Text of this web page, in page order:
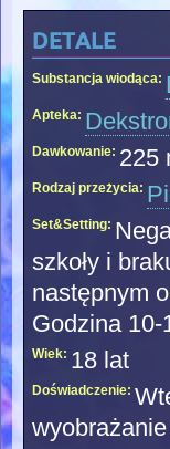
detale
Substancja wiodąca:
Apteka:
Dawkowanie: 225
Rodzaj przeżycia:
Set&Setting:
szkoły i
następnym
Godzina
Wiek: 18 lat
Doświadczenie: